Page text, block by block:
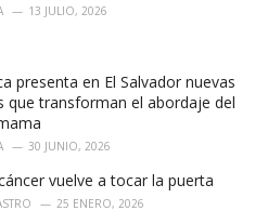
13 JULIO, 2026
presenta en El Salvador nuevas
que transforman el abordaje del
30 JUNIO, 2026
vuelve a tocar la puerta
25 ENERO, 2026